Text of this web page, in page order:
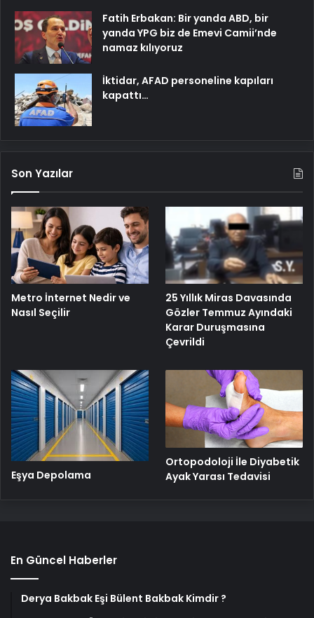
Fatih Erbakan: Bir yanda ABD, bir
yanda YPG biz de Emevi Camii’nde
namaz kılıyoruz
İktidar, AFAD personeline kapıları
kapattı…
Son Yazılar
Metro İnternet Nedir ve
Nasıl Seçilir
25 Yıllık Miras Davasında
Gözler Temmuz Ayındaki
Karar Duruşmasına
Çevrildi
Eşya Depolama
Ortopodoloji İle Diyabetik
Ayak Yarası Tedavisi
En Güncel Haberler
Derya Bakbak Eşi Bülent Bakbak Kimdir ?